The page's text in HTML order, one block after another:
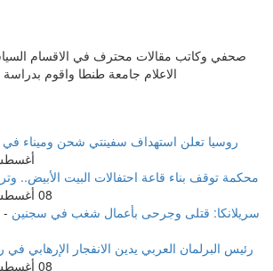
صحفي وكاتب مقالات محترف في الاقسام
الاعلام جامعة طنطا واقوم
روسيا تعلن استهداف سفينتي شحن وميناء في
أغسطس 2026
محكمة توقف بناء قاعة احتفالات البيت الأبيض..
08 أغسطس 2026 07:00 صباحاً
سريلانكا: قتلى وجرحى بأعمال شغب في سجنين -
رئيس البرلمان العربي يدين الانفجار الإرهابي
08 أغسطس 2026 07:00 صباحاً